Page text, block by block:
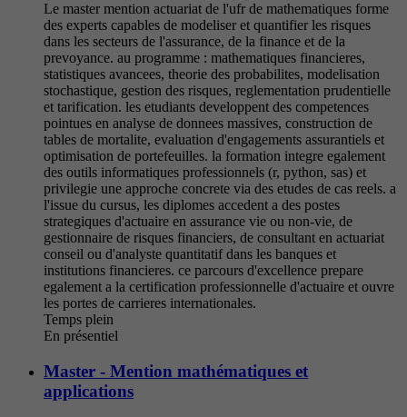
Le master mention actuariat de l'ufr de mathematiques forme
des experts capables de modeliser et quantifier les risques
dans les secteurs de l'assurance, de la finance et de la
prevoyance. au programme : mathematiques financieres,
statistiques avancees, theorie des probabilites, modelisation
stochastique, gestion des risques, reglementation prudentielle
et tarification. les etudiants developpent des competences
pointues en analyse de donnees massives, construction de
tables de mortalite, evaluation d'engagements assurantiels et
optimisation de portefeuilles. la formation integre egalement
des outils informatiques professionnels (r, python, sas) et
privilegie une approche concrete via des etudes de cas reels. a
l'issue du cursus, les diplomes accedent a des postes
strategiques d'actuaire en assurance vie ou non-vie, de
gestionnaire de risques financiers, de consultant en actuariat
conseil ou d'analyste quantitatif dans les banques et
institutions financieres. ce parcours d'excellence prepare
egalement a la certification professionnelle d'actuaire et ouvre
les portes de carrieres internationales.
Temps plein
En présentiel
Master - Mention mathématiques et
applications